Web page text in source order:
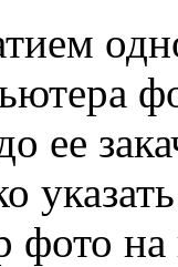
ее
фото